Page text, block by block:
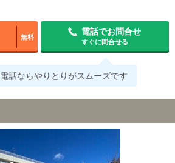
無料
電話でお問合せ
すぐに問合せる
電話ならやりとりがスムーズです